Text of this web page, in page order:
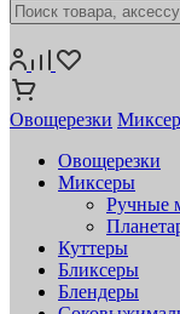
Овощерезки
Овощерезки
Миксеры
Ручные
Куттеры
Бликсеры
Блендеры